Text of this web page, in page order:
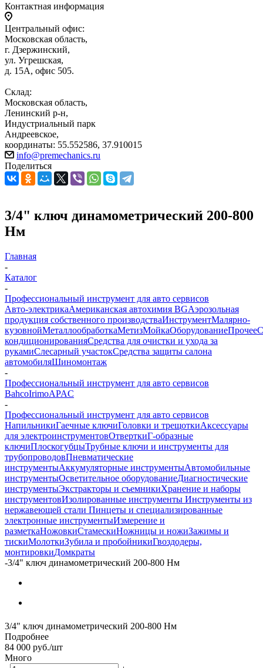
Контактная информация
Центральный офис:
Московская область,
г. Дзержинский,
ул. Угрешская,
д. 15А, офис 505.
Склад:
Московская область,
Ленинский р-н,
Индустриальный парк
Андреевское,
координаты: 55.552586, 37.910015
info@premechanics.ru
Поделиться
3/4" ключ динамометрический 200-800
Нм
Главная
-
Каталог
-
Профессиональный инструмент для авто сервисов
Авто-электрикаАмериканская автохимия BGАэрозольная
продукция собственного производстваИнструментМалярно-
кузовнойМеталлообработкаМетизМойкаОборудованиеПрочее
кондиционированияСредства для очистки и ухода за
рукамиСлесарный участокСредства защиты салона
автомобиляШиномонтаж
-
Профессиональный инструмент для авто сервисов
BahcoIrimoAPAC
-
Профессиональный инструмент для авто сервисов
НапильникиГаечные ключиГоловки и трещоткиАксессуары
для электроинструментовОтверткиГ-образные
ключиПлоскогубцыТрубные ключи и инструменты для
трубопроводовПневматические
инструментыАккумуляторные инструментыАвтомобильные
инструментыОсветительное оборудованиеДиагностические
инструментыЭкстракторы и съемникиХранение и наборы
инструментовИзолированные инструменты Инструменты из
нержавеющей стали Пинцеты и специализированные
электронные инструментыИзмерение и
разметкаНожовкиСтамескиНожницы и ножиЗажимы и
тискиМолоткиЗубила и пробойникиГвоздодеры,
монтировкиДомкраты
-3/4" ключ динамометрический 200-800 Нм
3/4" ключ динамометрический 200-800 Нм
Подробнее
84 000 руб./шт
Много